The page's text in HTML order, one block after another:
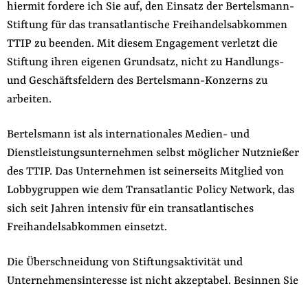
hiermit fordere ich Sie auf, den Einsatz der Bertelsmann-
Stiftung für das transatlantische Freihandelsabkommen
TTIP zu beenden. Mit diesem Engagement verletzt die
Stiftung ihren eigenen Grundsatz, nicht zu Handlungs-
und Geschäftsfeldern des Bertelsmann-Konzerns zu
arbeiten.
Bertelsmann ist als internationales Medien- und
Dienstleistungsunternehmen selbst möglicher Nutznießer
des TTIP. Das Unternehmen ist seinerseits Mitglied von
Lobbygruppen wie dem Transatlantic Policy Network, das
sich seit Jahren intensiv für ein transatlantisches
Freihandelsabkommen einsetzt.
Die Überschneidung von Stiftungsaktivität und
Unternehmensinteresse ist nicht akzeptabel. Besinnen Sie